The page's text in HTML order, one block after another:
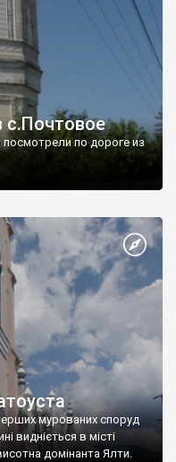
с.Почтовое
по дороге из
мурованих споруд
видніється в місті
домінанта Ялти.